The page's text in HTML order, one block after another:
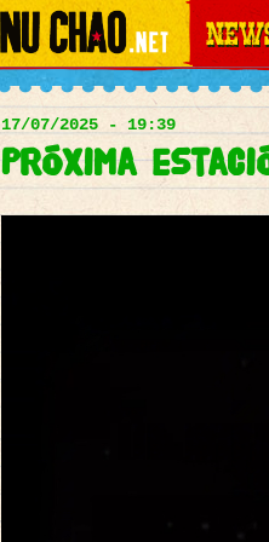
Main
menu
News
17/07/2025 - 19:39
Próxima